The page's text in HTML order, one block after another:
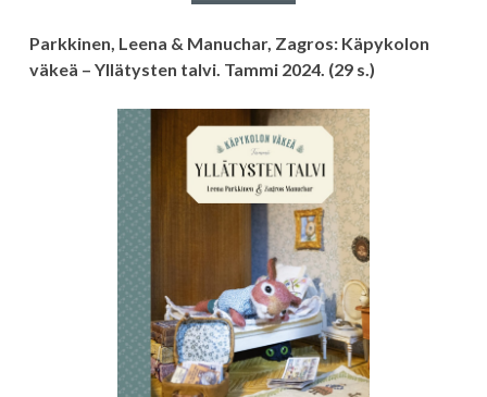
Parkkinen, Leena & Manuchar, Zagros: Käpykolon
väkeä – Yllätysten talvi. Tammi 2024. (29 s.)